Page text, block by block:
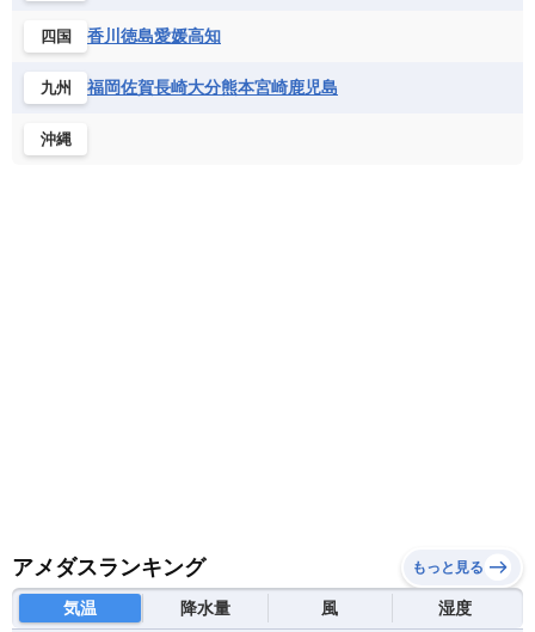
フランス領ギアナ
ベネズエラ
ベリーズ
ボリビア
メキシコ
チュニジア
ナミビア
ニジェール
ブルキナファソ
マダガスカル
四国 香川 徳島愛媛高知
九州 福岡佐賀長崎大分熊本宮崎鹿児島
沖縄
アメダスランキング もっと見る
気温 降水量 風 湿度